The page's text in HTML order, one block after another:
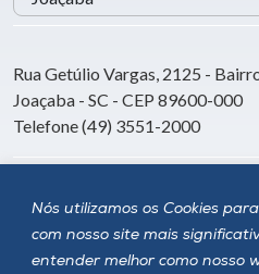
Nós utilizamos os Cookies
com nosso site mais
entender melhor como nosso
Rua Getúlio Vargas, 2125 -
Joaçaba - SC - CEP 89600-000
Telefone (49) 3551-2000
Siga a Unoesc